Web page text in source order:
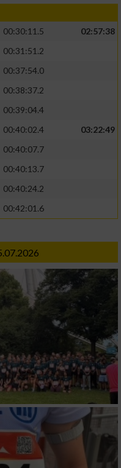
00:30:11.5
02:57:38
00:31:51.2
00:37:54.0
00:38:37.2
00:39:04.4
00:40:02.4
03:22:49
00:40:07.7
00:40:13.7
00:40:24.2
00:42:01.6